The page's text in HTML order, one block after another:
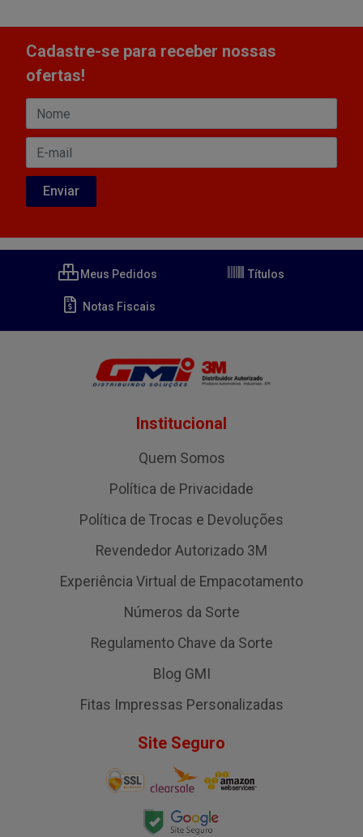
Cadastre-se para receber nossas
ofertas!
Meus Pedidos Títulos
Notas Fiscais
Institucional
Quem Somos
Política de Privacidade
Política de Trocas e Devoluções
Revendedor Autorizado 3M
Experiência Virtual de Empacotamento
Números da Sorte
Regulamento Chave da Sorte
Blog GMI
Fitas Impressas Personalizadas
Site Seguro